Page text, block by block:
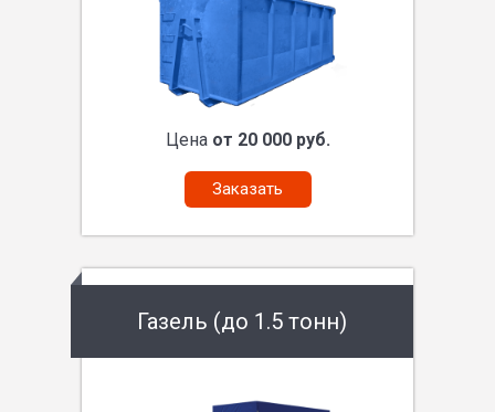
Цена от 20 000 руб.
Заказать
Газель (до 1.5 тонн)